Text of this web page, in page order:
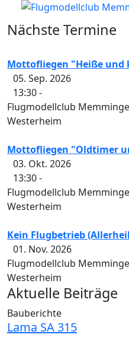
Nächste Termine
Mottofliegen "Heiße und
05. Sep. 2026
13:30-
Flugmodellclub
Westerheim
Mottofliegen "Oldtimer
03. Okt. 2026
13:30-
Flugmodellclub
Westerheim
Kein Flugbetrieb
01. Nov. 2026
Flugmodellclub
Westerheim
Aktuelle Beiträge
Bauberichte
Lama SA 315